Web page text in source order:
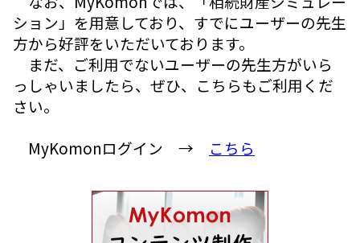
ション」を用意しており、すでにユーザーの先生
方から好評をいただいております。
まだ、ご利用でないユーザーの先生方がいら
っしゃいましたら、ぜひ、こちらもご利用くだ
さい。
MyKomonログイン →
こちら